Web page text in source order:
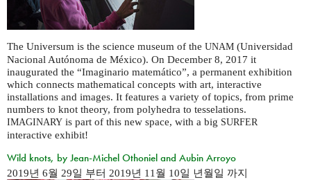
The Universum is the science museum of the UNAM (Universidad
Nacional Autónoma de México). On December 8, 2017 it
inaugurated the “Imaginario matemático”, a permanent exhibition
which connects mathematical concepts with art, interactive
installations and images. It features a variety of topics, from prime
numbers to knot theory, from polyhedra to tesselations.
IMAGINARY is part of this new space, with a big SURFER
interactive exhibit!
Wild knots, by Jean-Michel Othoniel and Aubin Arroyo
2019년 6월 29일 부터 2019년 11월 10일 년월일 까지